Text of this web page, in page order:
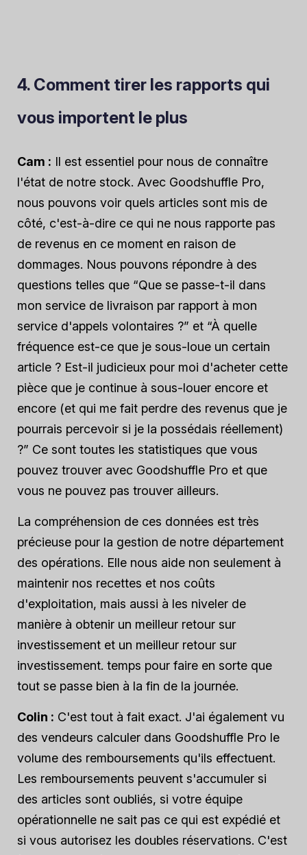
4. Comment tirer les rapports qui
vous importent le plus
Cam : Il est essentiel pour nous de connaître
l'état de notre stock. Avec Goodshuffle Pro,
nous pouvons voir quels articles sont mis de
côté, c'est-à-dire ce qui ne nous rapporte pas
de revenus en ce moment en raison de
dommages. Nous pouvons répondre à des
questions telles que “Que se passe-t-il dans
mon service de livraison par rapport à mon
service d'appels volontaires ?” et “À quelle
fréquence est-ce que je sous-loue un certain
article ? Est-il judicieux pour moi d'acheter cette
pièce que je continue à sous-louer encore et
encore (et qui me fait perdre des revenus que je
pourrais percevoir si je la possédais réellement)
?” Ce sont toutes les statistiques que vous
pouvez trouver avec Goodshuffle Pro et que
vous ne pouvez pas trouver ailleurs.
La compréhension de ces données est très
précieuse pour la gestion de notre département
des opérations. Elle nous aide non seulement à
maintenir nos recettes et nos coûts
d'exploitation, mais aussi à les niveler de
manière à obtenir un meilleur retour sur
investissement et un meilleur retour sur
investissement. temps pour faire en sorte que
tout se passe bien à la fin de la journée.
Colin : C'est tout à fait exact. J'ai également vu
des vendeurs calculer dans Goodshuffle Pro le
volume des remboursements qu'ils effectuent.
Les remboursements peuvent s'accumuler si
des articles sont oubliés, si votre équipe
opérationnelle ne sait pas ce qui est expédié et
si vous autorisez les doubles réservations. C'est